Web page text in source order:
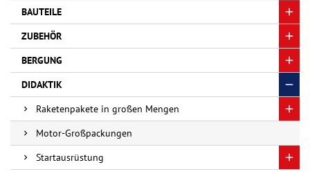
BAUTEILE
ZUBEHÖR
BERGUNG
DIDAKTIK
Raketenpakete in großen Mengen
Motor-Großpackungen
Startausrüstung